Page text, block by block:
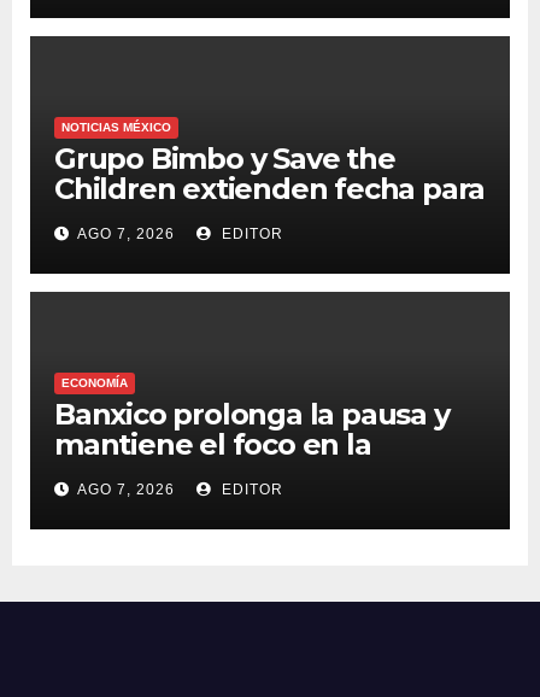
NOTICIAS MÉXICO
Grupo Bimbo y Save the
Children extienden fecha para
apoyar a damnificados de
Venezuela
AGO 7, 2026 EDITOR
ECONOMÍA
Banxico prolonga la pausa y
mantiene el foco en la
inflación
AGO 7, 2026 EDITOR